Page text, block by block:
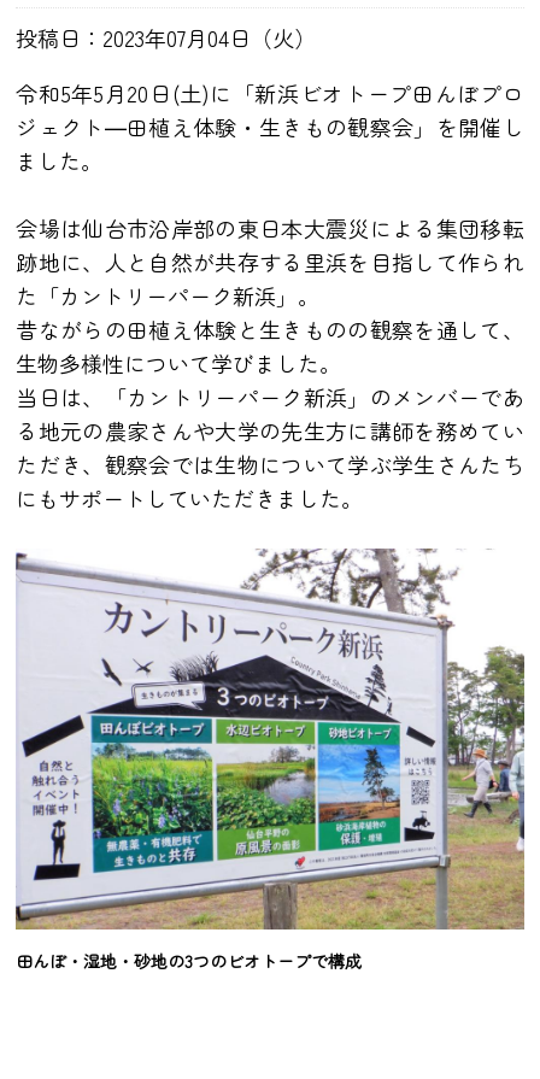
投稿日：2023年07月04日（火）
令和5年5月20日(土)に「新浜ビオトープ田んぼプロ
ジェクト―田植え体験・生きもの観察会」を開催し
ました。
会場は仙台市沿岸部の東日本大震災による集団移転
跡地に、人と自然が共存する里浜を目指して作られ
た「カントリーパーク新浜」。
昔ながらの田植え体験と生きものの観察を通して、
生物多様性について学びました。
当日は、「カントリーパーク新浜」のメンバーであ
る地元の農家さんや大学の先生方に講師を務めてい
ただき、観察会では生物について学ぶ学生さんたち
にもサポートしていただきました。
田んぼ・湿地・砂地の3つのビオトープで構成